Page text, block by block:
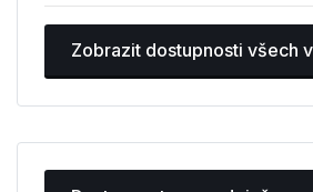
Zobrazit dostupnosti všech